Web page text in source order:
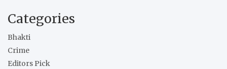
Categories
Bhakti
Crime
Editors Pick